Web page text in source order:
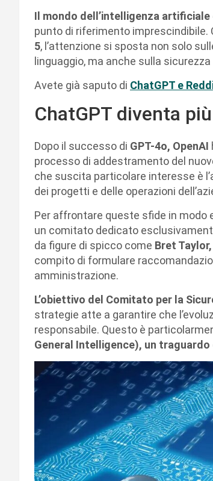
Il mondo dell’intelligenza artificiale
punto di riferimento imprescindibile.
5, l’attenzione si sposta non solo
linguaggio, ma anche sulla
Avete già saputo di ChatGPT e
ChatGPT diventa
Dopo il successo di GPT-4o, OpenAI
processo di addestramento del
che suscita particolare interesse è
dei progetti e delle operazioni
Per affrontare queste sfide in modo
un comitato dedicato
da figure di spicco come Bret
compito di formulare
amministrazione.
L’obiettivo del Comitato per la
strategie atte a garantire che
responsabile. Questo è
General Intelligence), un